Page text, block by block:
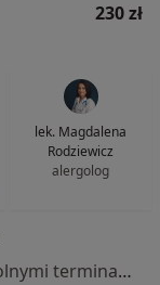
230 zł
lek. Magdalena
Rodziewicz
alergolog
Brak dostępnych specjalistów z wolnymi terminami w tym centrum medycznym.